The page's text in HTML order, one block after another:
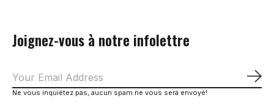
Joignez-vous à notre infolettre
Ne vous inquiétez pas, aucun spam ne vous sera envoyé!